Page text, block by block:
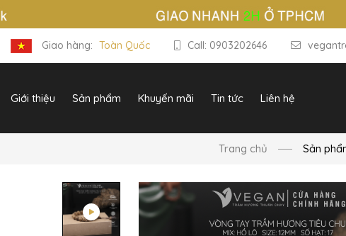
Giao hàng: Toàn Quốc Call: 0903202646
Giới thiệu Sản phẩm Khuyến mãi Tin tức Liên hệ
Trang chủ Sản